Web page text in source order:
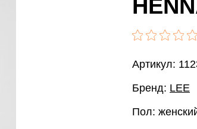
Артикул:
Бренд: LEE
Пол: